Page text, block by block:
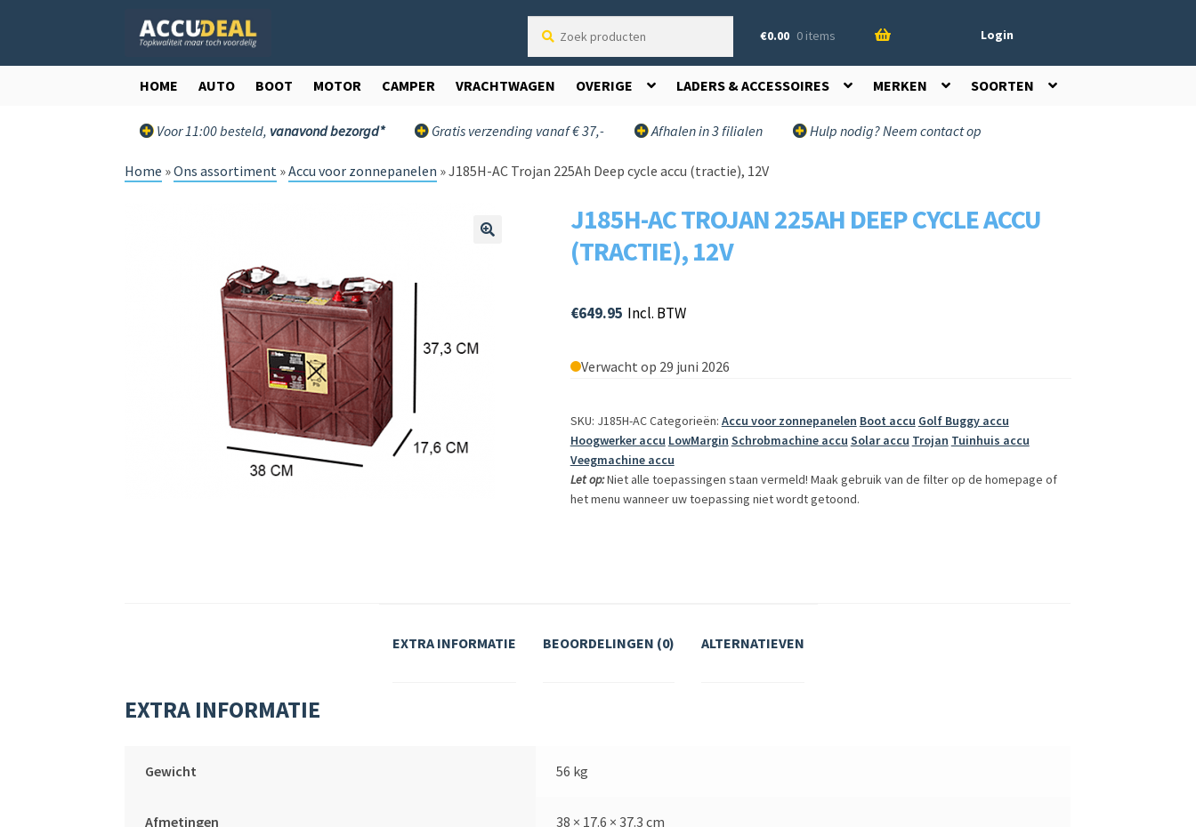
door
direct
€0.00 0 items
producten
HOME AUTO BOOT MOTOR CAMPER VRACHTWAGEN OVERIGE LADERS & ACCESSOIRES MERKEN SOORTEN
Voor 11:00 besteld, vanavond bezorgd* Gratis verzending vanaf € 37,- Afhalen in 3 filialen Hulp nodig? Neem contact op
Home »Ons assortiment »Accu voor zonnepanelen »J185H-AC Trojan 225Ah Deep cycle accu (tractie), 12V
J185H-AC TROJAN 225AH DEEP CYCLE ACCU
(TRACTIE), 12V
€649.95 Incl. BTW
Verwacht op 29 juni 2026
SKU: J185H-ACCategorieën: Accu voor zonnepanelen Boot accu Golf Buggy accu
Hoogwerker accu LowMargin Schrobmachine accu Solar accu Trojan Tuinhuis accu
Veegmachine accu
Let op:Niet alle toepassingen staan vermeld! Maak gebruik van de filter op de homepage of
het menu wanneer uw toepassing niet wordt getoond.
EXTRA INFORMATIE BEOORDELINGEN (0) ALTERNATIEVEN
EXTRA INFORMATIE
Gewicht 56 kg
Afmetingen 38 × 17.6 × 37.3 cm
Login